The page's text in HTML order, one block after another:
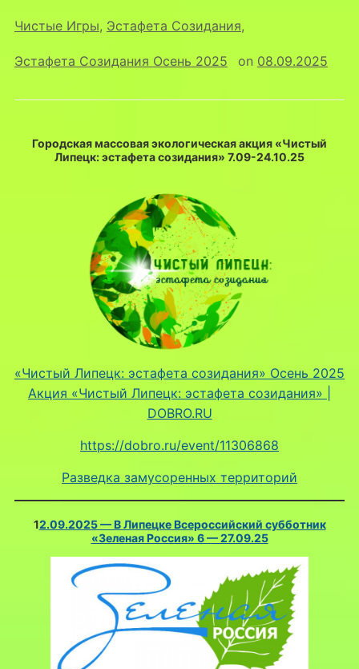
Чистые Игры, Эстафета Созидания,
Эстафета Созидания Осень 2025 on 08.09.2025
Городская массовая экологическая акция «Чистый
Липецк: эстафета созидания» 7.09-24.10.25
«Чистый Липецк: эстафета созидания» Осень 2025
Акция «Чистый Липецк: эстафета созидания» |
DOBRO.RU
https://dobro.ru/event/11306868
Разведка замусоренных территорий
12.09.2025 — В Липецке Всероссийский субботник
«Зеленая Россия» 6 — 27.09.25